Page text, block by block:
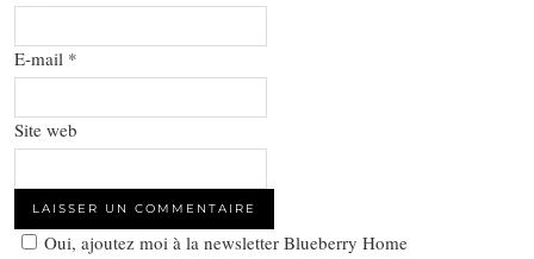
E-mail *
Site web
Oui, ajoutez moi à la newsletter Blueberry Home